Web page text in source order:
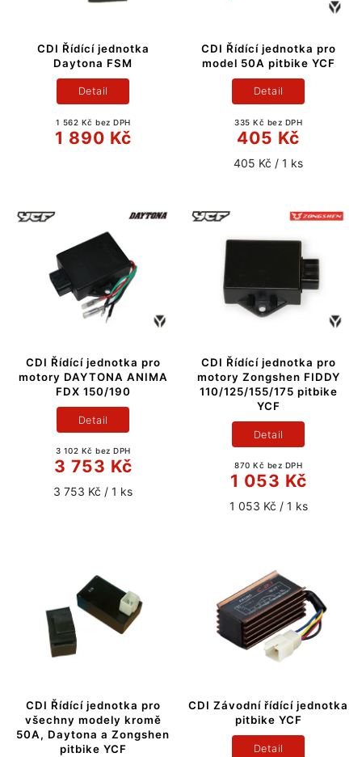
CDI Řídící jednotka
Daytona FSM
1 562 Kč bez DPH
1 890 Kč
Detail
CDI Řídící jednotka pro
model 50A pitbike YCF
335 Kč bez DPH
405 Kč
405 Kč / 1 ks
Detail
CDI Řídící jednotka pro
motory DAYTONA ANIMA
FDX 150/190
3 102 Kč bez DPH
3 753 Kč
3 753 Kč / 1 ks
Detail
CDI Řídící jednotka pro
motory Zongshen FIDDY
110/125/155/175 pitbike
YCF
870 Kč bez DPH
1 053 Kč
1 053 Kč / 1 ks
Detail
CDI Řídící jednotka pro
všechny modely kromě
50A, Daytona a Zongshen
pitbike YCF
CDI Závodní řídící jednotka
pitbike YCF
Detail